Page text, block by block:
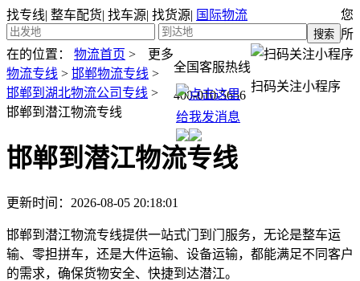
找专线| 整车配货| 找车源| 找货源| 国际物流
全国客服热线
400-010-5656
扫码关注小程序
更多
您
所
在的位置：
物流首页 >
物流专线 > 邯郸物流专线 >
邯郸到湖北物流公司专线 >
邯郸到潜江物流专线
邯郸到潜江物流专线
更新时间：2026-08-05 20:18:01
邯郸到潜江物流专线提供一站式门到门服务，无论是整车运
输、零担拼车，还是大件运输、设备运输，都能满足不同客户
的需求，确保货物安全、快捷到达潜江。